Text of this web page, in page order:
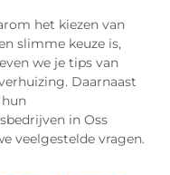
het kiezen van
slimme keuze is,
we je tips van
Daarnaast
in Oss
veelgestelde vragen.